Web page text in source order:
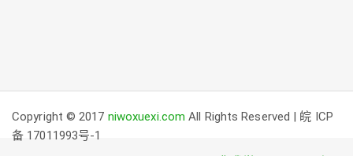
Copyright © 2017 niwoxuexi.com All Rights Reserved | 皖 ICP
备 17011993号-1